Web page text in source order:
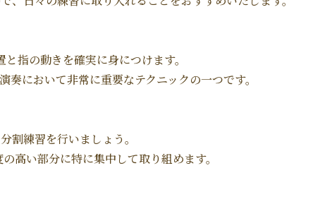
指の動きを確実に身につけます。
において非常に重要なテクニックの一つです。
割練習を行いましょう。
高い部分に特に集中して取り組めます。